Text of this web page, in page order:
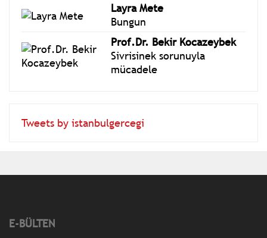
Layra Mete
Bungun
Prof.Dr. Bekir Kocazeybek
Sivrisinek sorunuyla
mücadele
Tweets by istanbulgercegi
E-BÜLTEN